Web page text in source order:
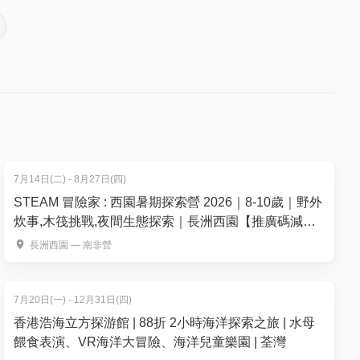
7月14日(二) - 8月27日(四)
STEAM 冒險家 : 西園暑期探索營 2026｜8-10歲｜野外
炊事,木筏挑戰,夜間生態探索｜長洲西園【推廣碼減
$100】
長洲西園 — 南非營
7月20日(一) - 12月31日(四)
香港浩海立方探游館 | 88折 2小時海洋探索之旅 | 水母
餵食表演、VR海洋大冒險、海洋兒童樂園 | 荃灣